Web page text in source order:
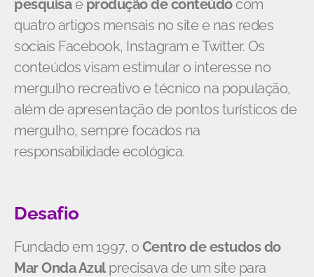
Desafio
Fundado em 1997, o Centro de estudos do
Mar Onda Azulprecisava de um site para
pesquisae produção de conteúdocom
quatro artigos mensais no site e nas redes
sociais Facebook, Instagram e Twitter. Os
conteúdos visam estimular o interesse no
mergulho recreativo e técnico na população,
além de apresentação de pontos turísticos de
mergulho, sempre focados na
responsabilidade ecológica.